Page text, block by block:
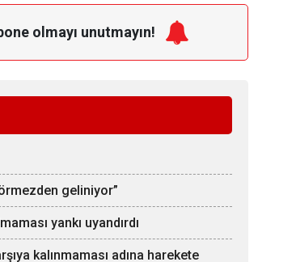
olmayı unutmayın!
geliniyor”
yankı uyandırdı
kalınmaması adına harekete